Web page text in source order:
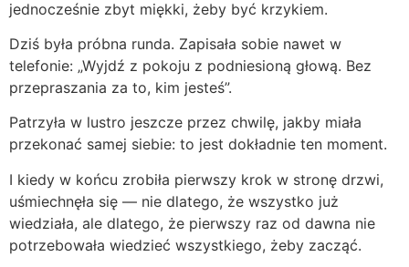
jednocześnie zbyt miękki, żeby być krzykiem.
Dziś była próbna runda. Zapisała sobie nawet w
telefonie: „Wyjdź z pokoju z podniesioną głową. Bez
przepraszania za to, kim jesteś”.
Patrzyła w lustro jeszcze przez chwilę, jakby miała
przekonać samej siebie: to jest dokładnie ten moment.
I kiedy w końcu zrobiła pierwszy krok w stronę drzwi,
uśmiechnęła się — nie dlatego, że wszystko już
wiedziała, ale dlatego, że pierwszy raz od dawna nie
potrzebowała wiedzieć wszystkiego, żeby zacząć.